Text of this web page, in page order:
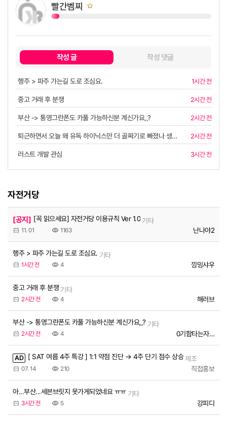
빨간벰찌
작성 글 작성 댓글
행주 > 파주 가는길 도로 조심요. 1시간 전
중고 거래 후 분쟁 2시간 전
부산 -> 통영그란폰도 카풀 가능하신분 계신가요,,? 2시간 전
퇴근하면서 오늘 왜 유독 하이닉스만 더 골짜기로 빠졌나 생각해 봤어요. 2시간 전
러스트 개발 관심 3시간 전
자전거당
[공지] [꼭 읽으세요] 자전거당 이용규칙 Ver 1.0 기타
난나야2
11. 01 1163
행주 > 파주 가는길 도로 조심요. 기타
낑밍샤우
1시간 전 4
중고 거래 후 분쟁 기타
해러브
2시간 전 4
부산 -> 통영그란폰도 카풀 가능하신분 계신가요,,? 기타
0기함타는자린..
2시간 전 4
AD [ SAT 여름 4주 특강 ] 1:1 약점 진단 → 4주 단기 점수 상승제조
직접홍보
07. 14 210
아...부산...세븐브릿지 못가게되었네요 ㅠㅠ 기타
강피디
3시간 전 5